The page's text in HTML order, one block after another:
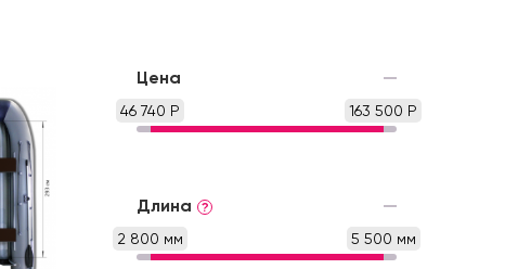
Цена
46 740 Р 163 500 Р
Длина ?
2 800 мм 5 500 мм